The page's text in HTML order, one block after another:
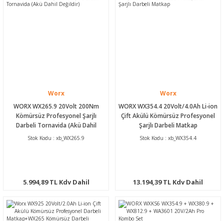
Worx
WORX WX265.9 20Volt 200Nm
Kömürsüz Profesyonel Şarjlı
Darbeli Tornavida (Akü Dahil
Değildir)
Stok Kodu : xb_WX265.9
5.994,89 TL Kdv Dahil
Worx
WORX WX354.4 20Volt/4.0Ah Li-ion
Çift Akülü Kömürsüz Profesyonel
Şarjlı Darbeli Matkap
Stok Kodu : xb_WX354.4
13.194,39 TL Kdv Dahil